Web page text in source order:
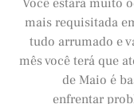
Você estará muito
mais requisitada
tudo arrumado e
mês você terá que
de Maio é
enfrentar